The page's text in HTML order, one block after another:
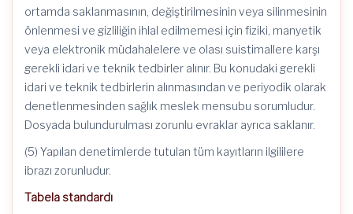
ortamda saklanmasının, değiştirilmesinin veya silinmesinin
önlenmesi ve gizliliğin ihlal edilmemesi için fiziki, manyetik
veya elektronik müdahalelere ve olası suistimallere karşı
gerekli idari ve teknik tedbirler alınır. Bu konudaki gerekli
idari ve teknik tedbirlerin alınmasından ve periyodik olarak
denetlenmesinden sağlık meslek mensubu sorumludur.
Dosyada bulundurulması zorunlu evraklar ayrıca saklanır.
(5) Yapılan denetimlerde tutulan tüm kayıtların ilgililere
ibrazı zorunludur.
Tabela standardı